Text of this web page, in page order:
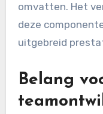
omvatten. Het
deze
uitgebreid
Belang